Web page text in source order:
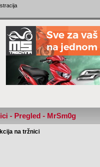
- Pregled - MrSm0g
na tržnici